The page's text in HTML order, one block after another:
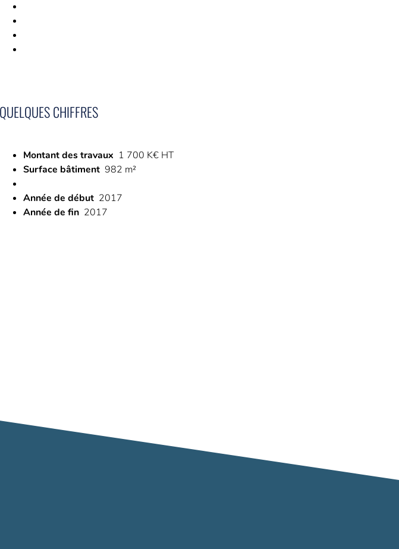
QUELQUES CHIFFRES
Montant des travaux 1 700 K€ HT
Surface bâtiment 982 m²
Année de début 2017
Année de fin 2017